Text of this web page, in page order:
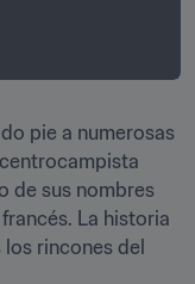
pie a numerosas
de sus nombres
La historia
rincones del